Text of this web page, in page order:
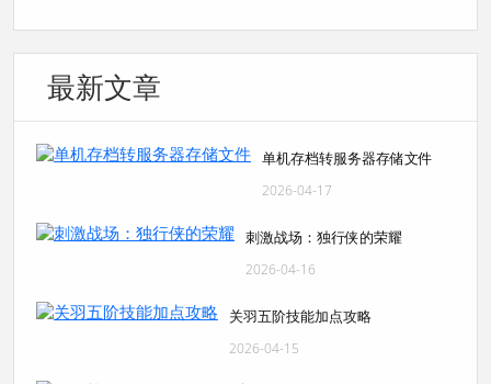
最新文章
单机存档转服务器存储文件
2026-04-17
刺激战场：独行侠的荣耀
2026-04-16
关羽五阶技能加点攻略
2026-04-15